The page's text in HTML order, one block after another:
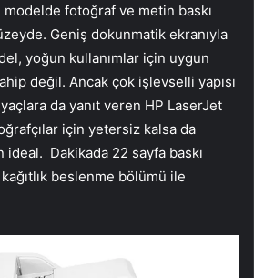
modelde fotoğraf ve metin baskı
Geniş dokunmatik ekranıyla
yoğun kullanımlar için uygun
değil. Ancak çok işlevselli yapısı
da yanıt veren HP LaserJet
için yetersiz kalsa da
ideal. Dakikada 22 sayfa baskı
beslenme bölümü ile